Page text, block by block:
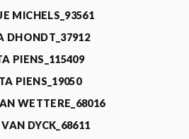
MICHELS_93561
DHONDT_37912
PIENS_115409
PIENS_19050
WETTERE_68016
DYCK_68611